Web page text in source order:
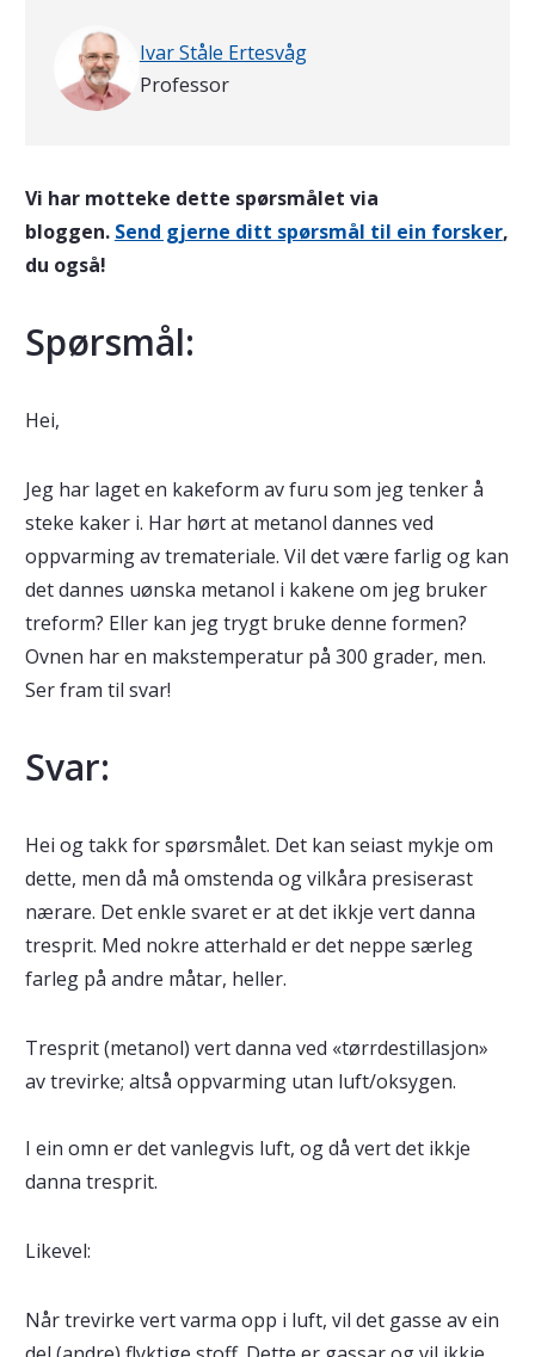
Ivar Ståle Ertesvåg
Professor
Vi har motteke dette spørsmålet via
bloggen. Send gjerne ditt spørsmål til ein forsker,
du også!
Spørsmål:
Hei,
Jeg har laget en kakeform av furu som jeg tenker å
steke kaker i. Har hørt at metanol dannes ved
oppvarming av tremateriale. Vil det være farlig og kan
det dannes uønska metanol i kakene om jeg bruker
treform? Eller kan jeg trygt bruke denne formen?
Ovnen har en makstemperatur på 300 grader, men.
Ser fram til svar!
Svar:
Hei og takk for spørsmålet. Det kan seiast mykje om
dette, men då må omstenda og vilkåra presiserast
nærare. Det enkle svaret er at det ikkje vert danna
tresprit. Med nokre atterhald er det neppe særleg
farleg på andre måtar, heller.
Tresprit (metanol) vert danna ved «tørrdestillasjon»
av trevirke; altså oppvarming utan luft/oksygen.
I ein omn er det vanlegvis luft, og då vert det ikkje
danna tresprit.
Likevel:
Når trevirke vert varma opp i luft, vil det gasse av ein